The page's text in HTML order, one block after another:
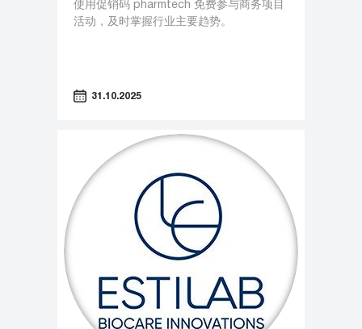
使用促销码 pharmtech 免费参与商务项目
活动，及时掌握行业主要趋势。
31.10.2025